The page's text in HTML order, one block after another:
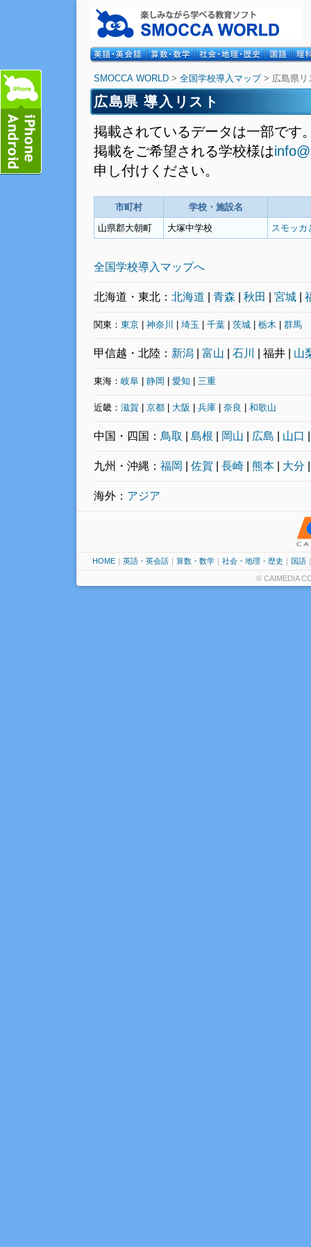
SMOCCA WORLD > 全国学校導入マップ> 広島県リ
広島県 導入リスト
掲載されているデータは一部です
掲載をご希望される学校様は
申し付けください。
市町村
学校・施設名
山県郡大朝町
大塚中学校 スモッカ
全国学校導入マップへ
北海道・東北： 北海道 | 青森 | 秋田 | 宮城 |
関東： 東京 神奈川 埼玉 千葉 茨城 栃木 群馬
甲信越・北陸： 新潟 | 富山 | 石川 | 福井 | 山
東海： 岐阜 静岡 愛知 三重
近畿： 滋賀 京都 大阪 兵庫 奈良 和歌山
中国・四国： 鳥取 | 島根 | 岡山 | 広島 | 山口
九州・沖縄： 福岡 | 佐賀 | 長崎 | 熊本 | 大分
海外： アジア
HOME ｜ 英語・英会話 ｜ 算数・数学 ｜ 社会・地理・歴史 ｜ 国語
© CAIMEDIA